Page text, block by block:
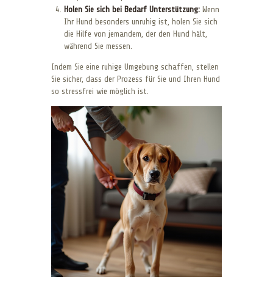
Holen Sie sich bei Bedarf Unterstützung: Wenn
Ihr Hund besonders unruhig ist, holen Sie sich
die Hilfe von jemandem, der den Hund hält,
während Sie messen.
Indem Sie eine ruhige Umgebung schaffen, stellen
Sie sicher, dass der Prozess für Sie und Ihren Hund
so stressfrei wie möglich ist.